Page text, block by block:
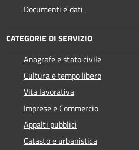
Documenti e dati
CATEGORIE DI SERVIZIO
Anagrafe e stato civile
Cultura e tempo libero
Vita lavorativa
Imprese e Commercio
Appalti pubblici
Catasto e urbanistica